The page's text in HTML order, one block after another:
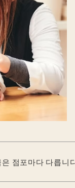
점포마다 다릅니